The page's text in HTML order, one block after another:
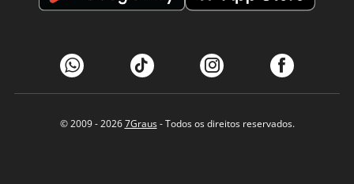
© 2009 - 20267Graus- Todos os direitos reservados.